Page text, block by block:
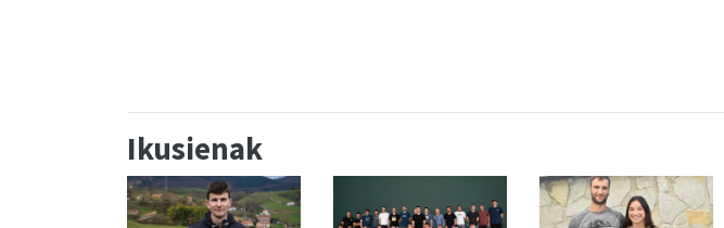
Ikusienak